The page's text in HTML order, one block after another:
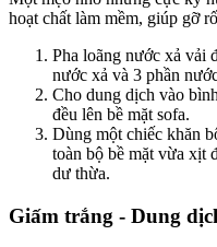
hoạt chất làm mềm, giúp gỡ
Pha loãng nước xả vải
nước xả và 3 phần
Cho dung dịch vào
đều lên bề mặt sofa.
Dùng một chiếc khăn
toàn bộ bề mặt vừa xịt
dư thừa.
Giấm trắng - Dung